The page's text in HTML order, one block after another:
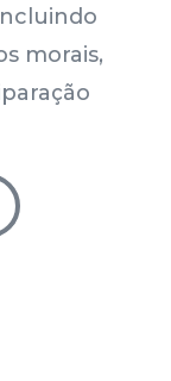
morais,